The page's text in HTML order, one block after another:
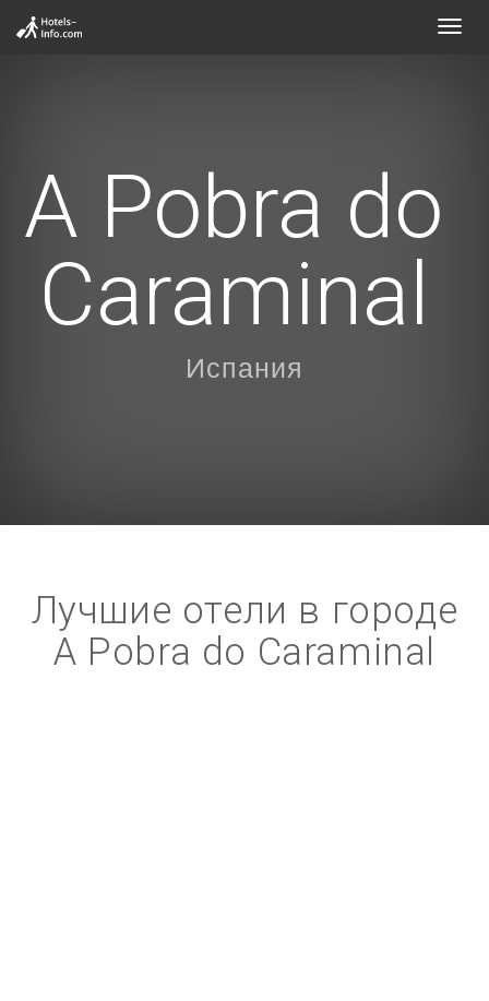
A Pobra do
Caraminal
Испания
Лучшие отели в городе
A Pobra do Caraminal